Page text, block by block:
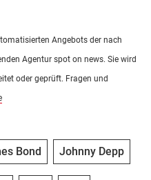
Angebots der nach
Agentur spot on news. Sie wird
oder geprüft. Fragen und
Bond Johnny Depp